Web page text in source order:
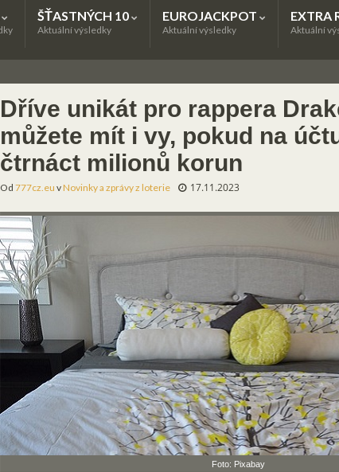
ŠŤASTNÝCH 10
Aktuální výsledky
EUROJACKPOT
Aktuální výsledky
EXTRA
Aktuální
Dříve unikát pro rappera
můžete mít i vy, pokud na
čtrnáct milionů korun
Od 777cz.eu vNovinky a zprávy z loterie 17.11.2023
Foto: Pixabay